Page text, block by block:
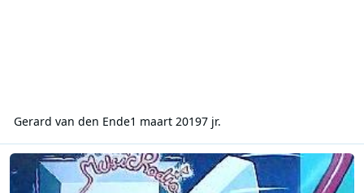
Gerard van den Ende1 maart 20197 jr.
Cable one - Benny Brown